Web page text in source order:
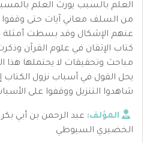
العلم بالسبب يورث العلم
من السلف معاني آيات حتى وقفوا
عنهم الإشكال وقد بسطت أمثلة
كتاب الإتقان في علوم القرآن
مباحث وتحقيقات لا يحتملها هذا
يحل القول في أسباب نزول الكتاب
شاهدوا التنزيل ووقفوا على
المؤلف: عبد الرحمن بن أبي
الخضيري السيوطي